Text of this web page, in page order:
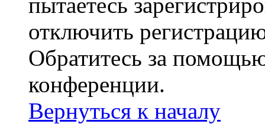
отключить
Обратитесь за
конференции.
Вернуться к началу